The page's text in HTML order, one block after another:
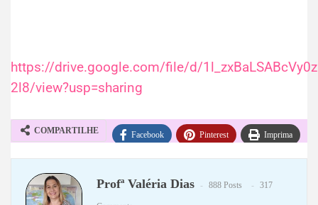
https://drive.google.com/file/d/
2l8/view?usp=sharing
COMPARTILHE Facebook Pinterest Imprima
Profª Valéria Dias 888 Posts 317